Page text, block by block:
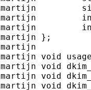
martijn
martijn
martijn
martijn
martijn
martijn
martijn
martijn
martijn